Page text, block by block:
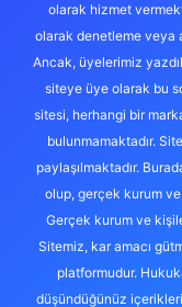
olarak hizmet
olarak denetleme veya
Ancak, üyelerimiz
siteye üye olarak bu
sitesi, herhangi bir
bulunmamaktadır.
paylaşılmaktadır.
olup, gerçek kurum ve
Gerçek kurum ve
Sitemiz, kar amacı
platformudur.
düşündüğünüz